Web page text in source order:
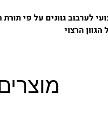
לערבוב גוונים על פי